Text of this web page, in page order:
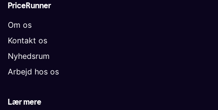
PriceRunner
Om os
Kontakt os
Nyhedsrum
Arbejd hos os
Lær mere